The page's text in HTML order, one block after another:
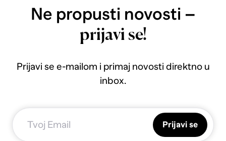
Ne propusti novosti –
prijavi se!
Prijavi se e-mailom i primaj novosti direktno u
inbox.
Prijavi se